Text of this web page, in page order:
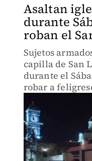
Asaltan
durante
roban el
Sujetos
capilla de San
durante el
robar a
Santísimo y